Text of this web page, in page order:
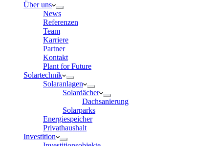
Über uns
News
Referenzen
Team
Karriere
Partner
Kontakt
Plant for Future
Solartechnik
Solaranlagen
Solardächer
Dachsanierung
Solarparks
Energiespeicher
Privathaushalt
Investition